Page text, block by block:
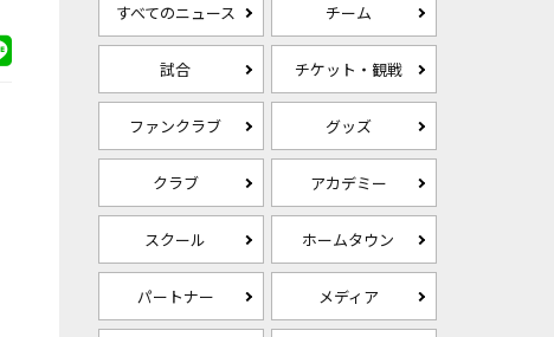
すべてのニュース チーム
試合 チケット・観戦
ファンクラブ グッズ
クラブ アカデミー
スクール ホームタウン
パートナー メディア